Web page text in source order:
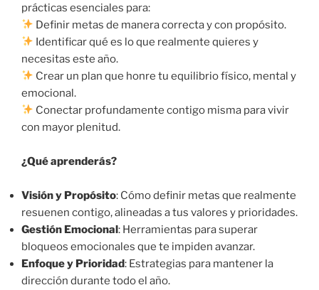
prácticas esenciales para:
Definir metas de manera correcta y con propósito.
Identificar qué es lo que realmente quieres y
necesitas este año.
Crear un plan que honre tu equilibrio físico, mental y
emocional.
Conectar profundamente contigo misma para vivir
con mayor plenitud.
¿Qué aprenderás?
Visión y Propósito: Cómo definir metas que realmente
resuenen contigo, alineadas a tus valores y prioridades.
Gestión Emocional: Herramientas para superar
bloqueos emocionales que te impiden avanzar.
Enfoque y Prioridad: Estrategias para mantener la
dirección durante todo el año.